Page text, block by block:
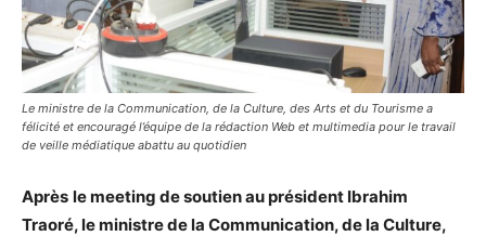
Le ministre de la Communication, de la Culture, des Arts et du Tourisme a
félicité et encouragé l’équipe de la rédaction Web et multimedia pour le travail
de veille médiatique abattu au quotidien
Après le meeting de soutien au président Ibrahim
Traoré, le ministre de la Communication, de la Culture,